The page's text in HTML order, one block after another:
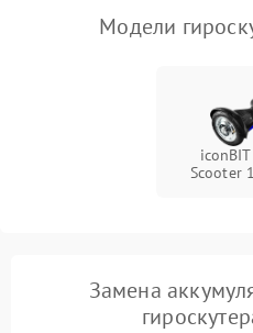
Модели
Scooter
Замена